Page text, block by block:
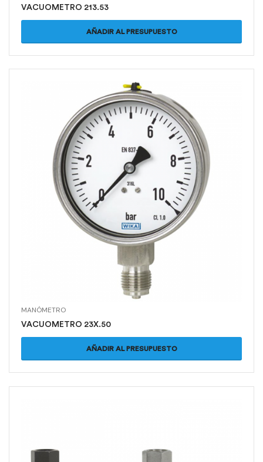
VACUOMETRO 213.53
AÑADIR AL PRESUPUESTO
MANÓMETRO
VACUOMETRO 23X.50
AÑADIR AL PRESUPUESTO